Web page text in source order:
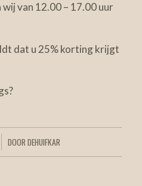
van 12.00 – 17.00 uur
dat u 25% korting krijgt
DOORDEHUIFKAR